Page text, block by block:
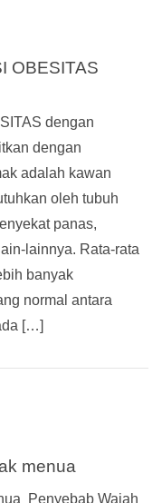
OBESITAS
dengan
dengan
adalah kawan
oleh tubuh
panas,
lainnya. Rata-rata
banyak
normal antara
[…]
menua
Penyebab Wajah